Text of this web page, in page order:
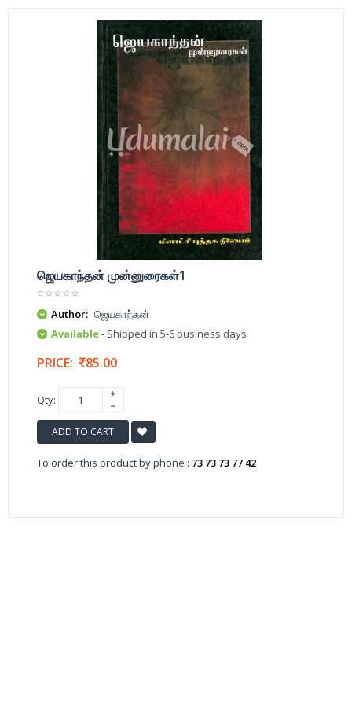
ஜெயகாந்தன் முன்னுரைகள்1
Author: ஜெயகாந்தன்
Available- Shipped in 5-6 business days
PRICE: 85.00
Qty:
ADD TO CART
To order this product by phone : 73 73 73 77 42